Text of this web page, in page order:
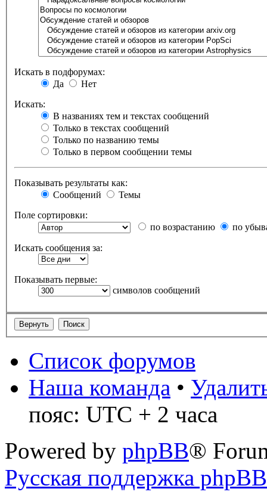
Искать в подфорумах:
Да
Нет
Искать:
В названиях тем и текстах сообщений
Только в текстах сообщений
Только по названию темы
Только в первом сообщении темы
Показывать результаты как:
Сообщений
Темы
Поле сортировки:
по возрастанию
по
Искать сообщения за:
Показывать первые:
символов сообщений
Список форумов
Наша команда •
пояс: UTC + 2 часа
Powered by phpBB®
Русская поддержка phpBB